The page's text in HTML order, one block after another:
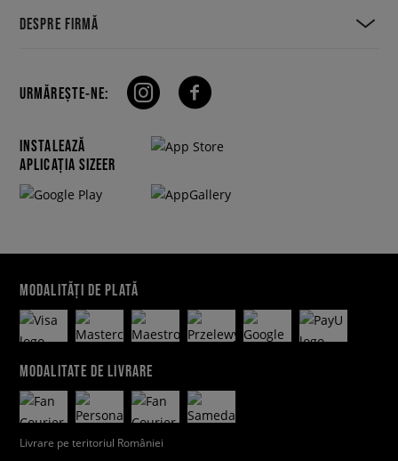
DESPRE FIRMĂ
URMĂREȘTE-NE:
INSTALEAZĂ
APLICAȚIA SIZEER
MODALITĂȚI DE PLATĂ
MODALITATE DE LIVRARE
Livrare pe teritoriul României